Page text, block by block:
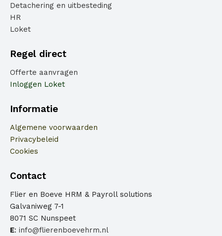
Detachering en uitbesteding
HR
Loket
Regel direct
Offerte aanvragen
Inloggen Loket
Informatie
Algemene voorwaarden
Privacybeleid
Cookies
Contact
Flier en Boeve HRM & Payroll solutions
Galvaniweg 7-1
8071 SC Nunspeet
E: info@flierenboevehrm.nl